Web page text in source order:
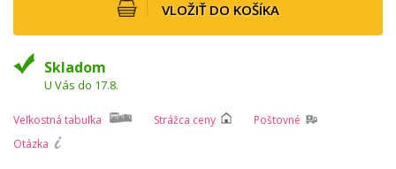
VLOŽIŤ DO KOŠÍKA
Skladom
U Vás do 17.8.
Veľkostná tabuľka Strážca ceny
Poštovné
Otázka